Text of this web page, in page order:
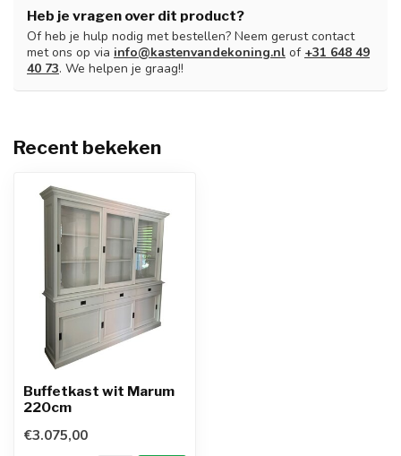
Heb je vragen over dit product?
Of heb je hulp nodig met bestellen? Neem gerust contact
met ons op via info@kastenvandekoning.nl of +31 648 49
40 73. We helpen je graag!!
Recent bekeken
Buffetkast wit Marum
220cm
€3.075,00